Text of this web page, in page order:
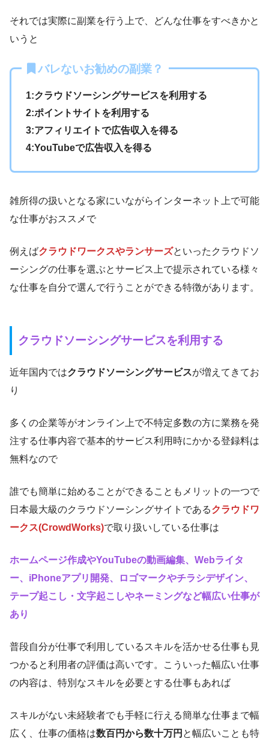
それでは実際に副業を行う上で、どんな仕事をすべきかと
いうと
バレないお勧めの副業？
1:クラウドソーシングサービスを利用する
2:ポイントサイトを利用する
3:アフィリエイトで広告収入を得る
4:YouTubeで広告収入を得る
雑所得の扱いとなる家にいながらインターネット上で可能
な仕事がおススメで
例えばクラウドワークスやランサーズといったクラウドソ
ーシングの仕事を選ぶとサービス上で提示されている様々
な仕事を自分で選んで行うことができる特徴があります。
クラウドソーシングサービスを利用する
近年国内ではクラウドソーシングサービスが増えてきてお
り
多くの企業等がオンライン上で不特定多数の方に業務を発
注する仕事内容で基本的サービス利用時にかかる登録料は
無料なので
誰でも簡単に始めることができることもメリットの一つで
日本最大級のクラウドソーシングサイトであるクラウドワ
ークス(CrowdWorks)で取り扱いしている仕事は
ホームページ作成やYouTubeの動画編集、Webライタ
ー、iPhoneアプリ開発、ロゴマークやチラシデザイン、
テープ起こし・文字起こしやネーミングなど幅広い仕事が
あり
普段自分が仕事で利用しているスキルを活かせる仕事も見
つかると利用者の評価は高いです。こういった幅広い仕事
の内容は、特別なスキルを必要とする仕事もあれば
スキルがない未経験者でも手軽に行える簡単な仕事まで幅
広く、仕事の価格は数百円から数十万円 と幅広いことも特